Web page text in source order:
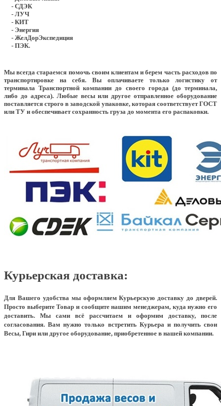
- СДЭК
- ЛУЧ
- КИТ
- Энергия
- ЖелДорЭкспедиция
- ПЭК.
Мы всегда стараемся помочь своим клиентам и берем часть расходов по
транспортировке на себя. Вы оплачиваете только логистику от
терминала Транспортной компании до своего города (до терминала,
либо до адреса). Любые весы или другое отправленное оборудование
поставляется строго в заводской упаковке, которая соответствует ГОСТ
или ТУ и обеспечивает сохранность груза до момента его распаковки.
Курьерская доставка:
Для Вашего удобства мы оформляем Курьерскую доставку до дверей.
Просто выберите Товар и сообщите нашим менеджерам, куда нужно его
доставить. Мы сами всё рассчитаем и оформим доставку, после
согласования. Вам нужно только встретить Курьера и получить свои
Весы, Гири или другое оборудование, приобретенное в нашей компании.